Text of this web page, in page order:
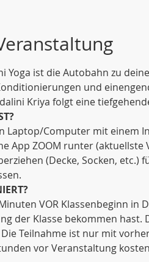
Yoga ist die Autobahn zu
und
Kriya folgt eine
Laptop/Computer mit einem
App ZOOM runter
(Decke, Socken,
VOR Klassenbeginn in
der Klasse bekommen
Teilnahme ist nur mit
vor Veranstaltung